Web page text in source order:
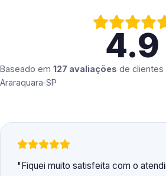
4.9
Baseado em 127 avaliações de clientes
Araraquara‑SP
Fiquei muito satisfeita com o